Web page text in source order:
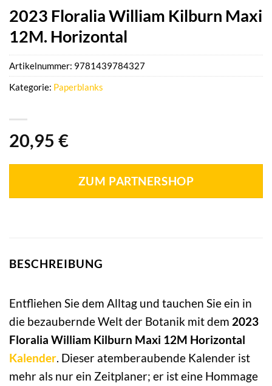
2023 Floralia William Kilburn Maxi
12M. Horizontal
20,95 €
ZUM PARTNERSHOP
Artikelnummer: 9781439784327
Kategorie: Paperblanks
BESCHREIBUNG
Entfliehen Sie dem Alltag und tauchen Sie ein in
die bezaubernde Welt der Botanik mit dem 2023
Floralia William Kilburn Maxi 12M Horizontal
Kalender . Dieser atemberaubende Kalender ist
mehr als nur ein Zeitplaner; er ist eine Hommage